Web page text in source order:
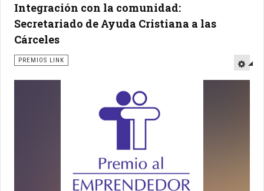
Integración con la comunidad:
Secretariado de Ayuda Cristiana a las
Cárceles
PREMIOS LINK